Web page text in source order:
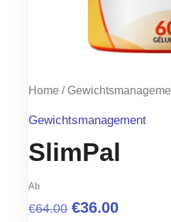
Home /
Gewichtsmanagement
SlimPal
Ab
€64.00 Original
€36.00Current